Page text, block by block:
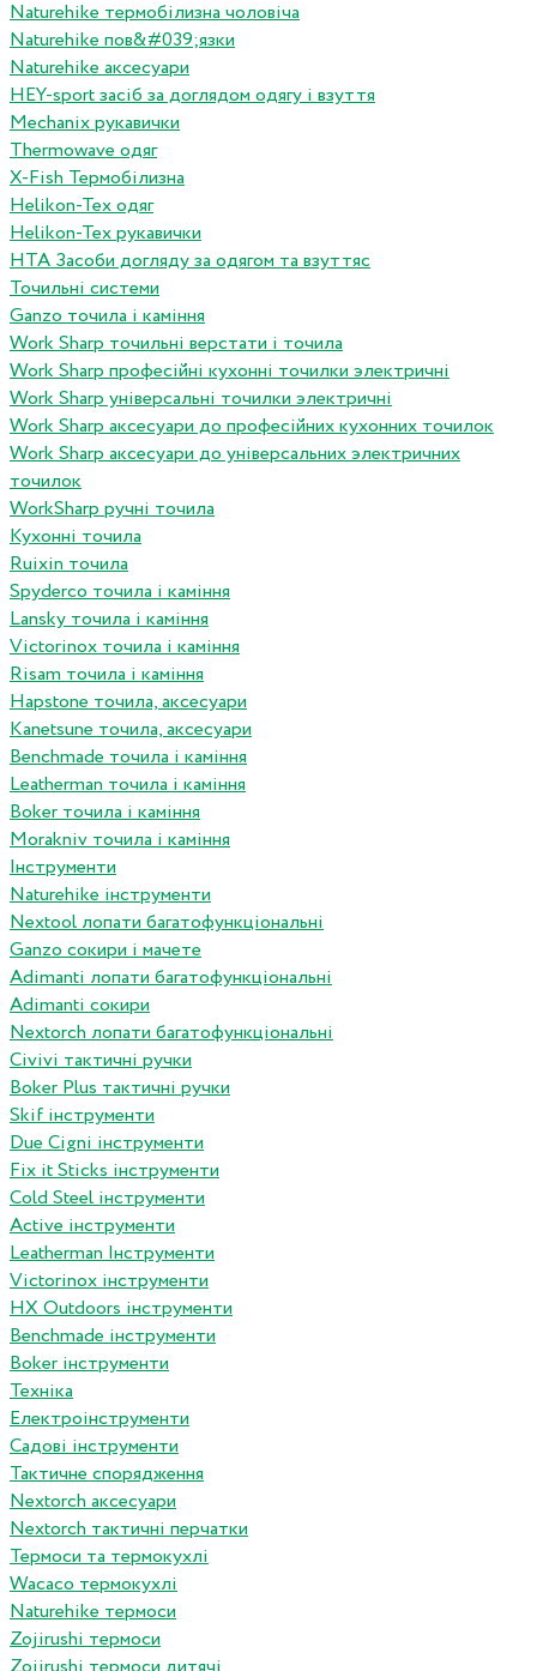
Naturehike термобілизна чоловіча
Naturehike пов&#039;язки
Naturehike аксесуари
HEY-sport засіб за доглядом одягу і взуття
Mechanix рукавички
Thermowave одяг
X-Fish Термобілизна
Helikon-Tex одяг
Helikon-Tex рукавички
HTA Засоби догляду за одягом та взуттяс
Точильні системи
Ganzo точила і каміння
Work Sharp точильні верстати і точила
Work Sharp професiйнi кухоннi точилки электричнi
Work Sharp унiверсальнi точилки электричнi
Work Sharp аксесуари до професiйних кухонних точилок
Work Sharp аксесуари до унiверсальних электричних
точилок
WorkSharp ручні точила
Кухонні точила
Ruixin точила
Spyderco точила і каміння
Lansky точила і каміння
Victorinox точила і каміння
Risam точила і каміння
Hapstone точила, аксесуари
Kanetsune точила, аксесуари
Benchmade точила і каміння
Leatherman точила і каміння
Boker точила і каміння
Morakniv точила і каміння
Інструменти
Naturehike інструменти
Nextool лопати багатофункціональні
Ganzo сокири і мачете
Adimanti лопати багатофункціональні
Adimanti сокири
Nextorch лопати багатофункціональні
Сivivi тактичні ручки
Boker Plus тактичні ручки
Skif інструменти
Due Cigni інструменти
Fix it Sticks інструменти
Сold Steel інструменти
Active інструменти
Leatherman Інструменти
Victorinox інструменти
HX Outdoors інструменти
Benchmade інструменти
Boker інструменти
Техніка
Електроінструменти
Садові інструменти
Тактичне спорядження
Nextorch аксесуари
Nextorch тактичні перчатки
Термоси та термокухлі
Wacaco термокухлі
Naturehike термоси
Zojirushi термоси